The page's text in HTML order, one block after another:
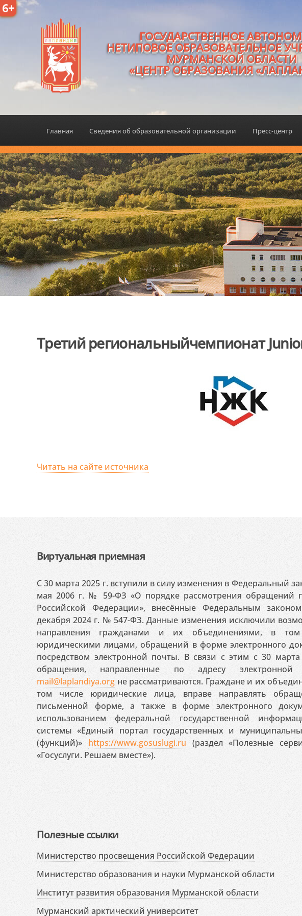
6+
ГОСУДАРСТВЕННОЕ
НЕТИПОВОЕ ОБРАЗОВАТЕЛЬНОЕ
МУРМАНСКОЙ ОБЛАСТИ
«ЦЕНТР ОБРАЗОВАНИЯ
Главная Сведения об образовательной организации Пресс-центр
Третий региональныйчемпионат
Читать на сайте источника
Виртуальная приемная
С 30 марта 2025 г. вступили в силу изменения в Федеральный
мая 2006 г. № 59-ФЗ «О порядке рассмотрения обращений
Российской Федерации», внесённые Федеральным
декабря 2024 г. № 547-ФЗ. Данные изменения исключили
направления гражданами и их объединениями, в
юридическими лицами, обращений в форме электронного
посредством электронной почты. В связи с этим с 30 марта
обращения, направленные по адресу электронной
mail@laplandiya.org не рассматриваются. Граждане и их
том числе юридические лица, вправе направлять
письменной форме, а также в форме электронного
использованием федеральной государственной
системы «Единый портал государственных и
(функций)» https://www.gosuslugi.ru (раздел «Полезные
«Госуслуги. Решаем вместе»).
Полезные ссылки
Министерство просвещения Российской Федерации
Министерство образования и науки Мурманской области
Институт развития образования Мурманской области
Мурманский арктический университет